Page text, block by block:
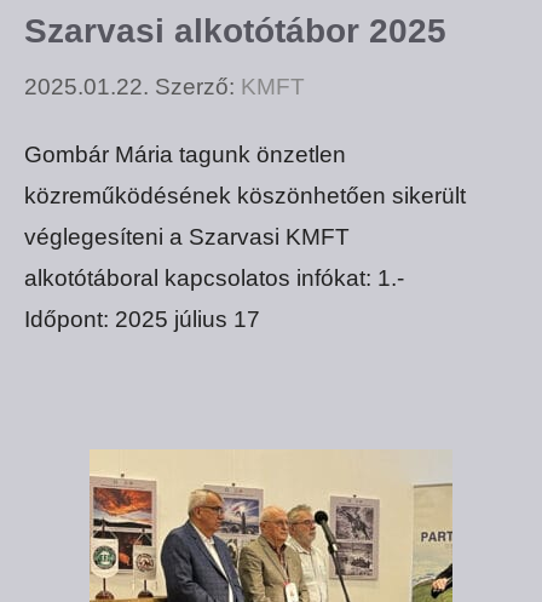
Szarvasi alkotótábor 2025
2025.01.22. Szerző: KMFT
Gombár Mária tagunk önzetlen
közreműködésének köszönhetően sikerült
véglegesíteni a Szarvasi KMFT
alkotótáboral kapcsolatos infókat: 1.-
Időpont: 2025 július 17